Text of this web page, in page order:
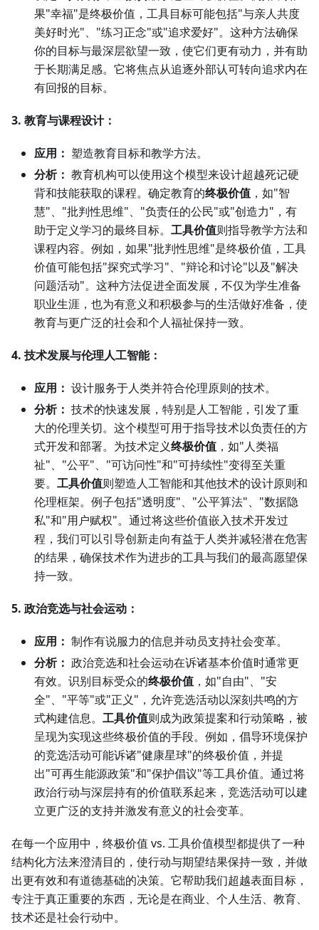
果"幸福"是终极价值，工具目标可能包括"与亲人共度
美好时光"、"练习正念"或"追求爱好"。这种方法确保
你的目标与最深层欲望一致，使它们更有动力，并有助
于长期满足感。它将焦点从追逐外部认可转向追求内在
有回报的目标。
3. 教育与课程设计：
应用： 塑造教育目标和教学方法。
分析： 教育机构可以使用这个模型来设计超越死记硬
背和技能获取的课程。确定教育的终极价值 ，如"智
慧"、"批判性思维"、"负责任的公民"或"创造力"，有
助于定义学习的最终目标。 工具价值则指导教学方法和
课程内容。例如，如果"批判性思维"是终极价值，工具
价值可能包括"探究式学习"、"辩论和讨论"以及"解决
问题活动"。这种方法促进全面发展，不仅为学生准备
职业生涯，也为有意义和积极参与的生活做好准备，使
教育与更广泛的社会和个人福祉保持一致。
4. 技术发展与伦理人工智能：
应用： 设计服务于人类并符合伦理原则的技术。
分析： 技术的快速发展，特别是人工智能，引发了重
大的伦理关切。这个模型可用于指导技术以负责任的方
式开发和部署。为技术定义终极价值 ，如"人类福
祉"、"公平"、"可访问性"和"可持续性"变得至关重
要。 工具价值则塑造人工智能和其他技术的设计原则和
伦理框架。例子包括"透明度"、"公平算法"、"数据隐
私"和"用户赋权"。通过将这些价值嵌入技术开发过
程，我们可以引导创新走向有益于人类并减轻潜在危害
的结果，确保技术作为进步的工具与我们的最高愿望保
持一致。
5. 政治竞选与社会运动：
应用： 制作有说服力的信息并动员支持社会变革。
分析： 政治竞选和社会运动在诉诸基本价值时通常更
有效。识别目标受众的终极价值 ，如"自由"、"安
全"、"平等"或"正义"，允许竞选活动以深刻共鸣的方
式构建信息。 工具价值则成为政策提案和行动策略，被
呈现为实现这些终极价值的手段。例如，倡导环境保护
的竞选活动可能诉诸"健康星球"的终极价值，并提
出"可再生能源政策"和"保护倡议"等工具价值。通过将
政治行动与深层持有的价值联系起来，竞选活动可以建
立更广泛的支持并激发有意义的社会变革。
在每一个应用中，终极价值 vs. 工具价值模型都提供了一种
结构化方法来澄清目的，使行动与期望结果保持一致，并做
出更有效和有道德基础的决策。它帮助我们超越表面目标，
专注于真正重要的东西，无论是在商业、个人生活、教育、
技术还是社会行动中。